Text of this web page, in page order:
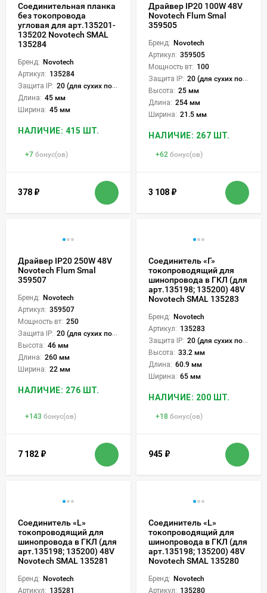
Соединительная планка
без токопровода
угловая для арт.135201-
135202 Novotech SMAL
135284
Бренд: Novotech
Артикул: 135284
Защита IP: 20 (для сухих пом.)
Длина: 45 мм
Ширина: 45 мм
НАЛИЧИЕ: 415 ШТ.
+7 бонус(ов)
378 ₽
Драйвер IP20 100W 48V
Novotech Flum Smal
359505
Бренд: Novotech
Артикул: 359505
Мощность вт: 100
Защита IP: 20 (для сухих пом.)
Высота: 25 мм
Длина: 254 мм
Ширина: 21.5 мм
НАЛИЧИЕ: 267 ШТ.
+62 бонус(ов)
3 108 ₽
Драйвер IP20 250W 48V
Novotech Flum Smal
359507
Бренд: Novotech
Артикул: 359507
Мощность вт: 250
Защита IP: 20 (для сухих пом.)
Высота: 46 мм
Длина: 260 мм
Ширина: 22 мм
НАЛИЧИЕ: 276 ШТ.
+143 бонус(ов)
7 182 ₽
Соединитель «Г»
токопроводящий для
шинопровода в ГКЛ (для
арт.135198; 135200) 48V
Novotech SMAL 135283
Бренд: Novotech
Артикул: 135283
Защита IP: 20 (для сухих пом.)
Высота: 33.2 мм
Длина: 60.9 мм
Ширина: 65 мм
НАЛИЧИЕ: 200 ШТ.
+18 бонус(ов)
945 ₽
Соединитель «L»
токопроводящий для
шинопровода в ГКЛ (для
арт.135198; 135200) 48V
Novotech SMAL 135281
Бренд: Novotech
Артикул: 135281
Соединитель «L»
токопроводящий для
шинопровода в ГКЛ (для
арт.135198; 135200) 48V
Novotech SMAL 135280
Бренд: Novotech
Артикул: 135280